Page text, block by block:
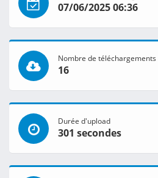
07/06/2025 06:36
Nombre de téléchargements
16
Durée d'upload
301 secondes